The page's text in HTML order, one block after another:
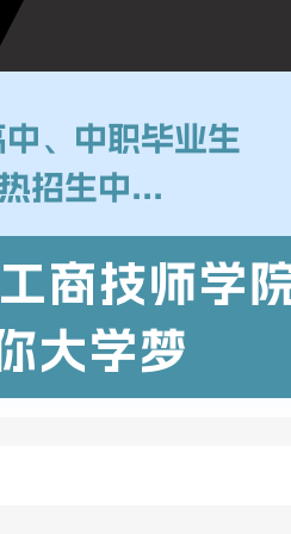
、中职毕业生
招生中...
商技师学
大学梦